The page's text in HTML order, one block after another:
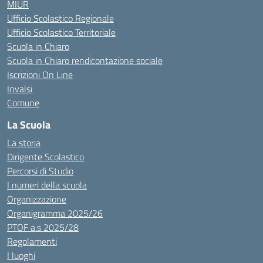
MIUR
Ufficio Scolastico Regionale
Ufficio Scolastico Territoriale
Scuola in Chiaro
Scuola in Chiaro rendicontazione sociale
Iscrizioni On Line
Invalsi
Comune
La Scuola
La storia
Dirigente Scolastico
Percorsi di Studio
I numeri della scuola
Organizzazione
Organigramma 2025/26
PTOF a.s 2025/28
Regolamenti
I luoghi